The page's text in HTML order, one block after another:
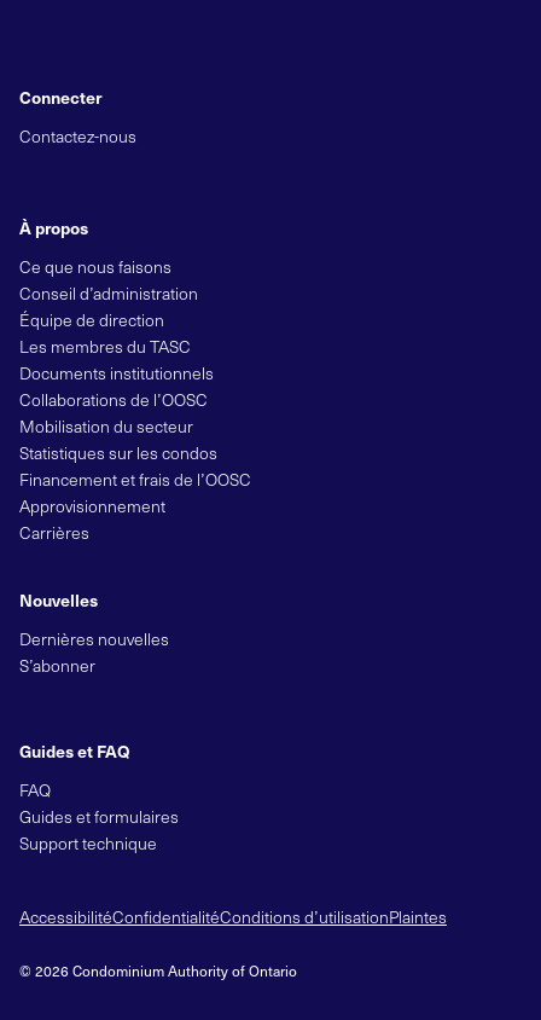
À propos
Ce que nous faisons
Conseil d’administration
Équipe de direction
Les membres du TASC
Documents institutionnels
Collaborations de l’OOSC
Mobilisation du secteur
Statistiques sur les condos
Financement et frais de l’OOSC
Approvisionnement
Carrières
Nouvelles
Dernières nouvelles
S’abonner
Guides et FAQ
FAQ
Guides et formulaires
Support technique
Connecter
Contactez-nous
AccessibilitéConfidentialitéConditions d’utilisationPlaintes
© 2026 Condominium Authority of Ontario